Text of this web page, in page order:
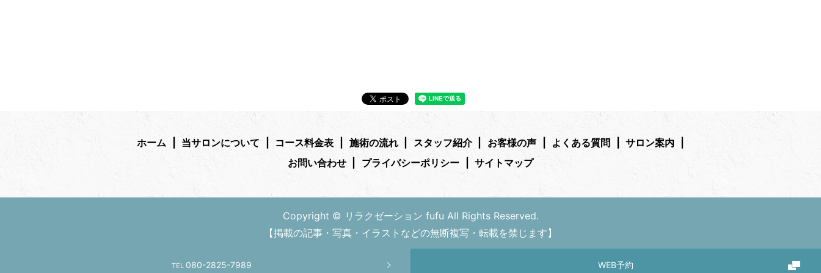
TEL 080-2825-7989 WEB予約
ホーム 当サロンについて コース料金表 施術の流れ スタッフ紹介 お客様の声 よくある質問
サロン案内
お問い合わせ
プライバシーポリシー サイトマップ
Copyright © リラクゼーション fufu All Rights Reserved.
【掲載の記事・写真・イラストなどの無断複写・転載を禁じます】